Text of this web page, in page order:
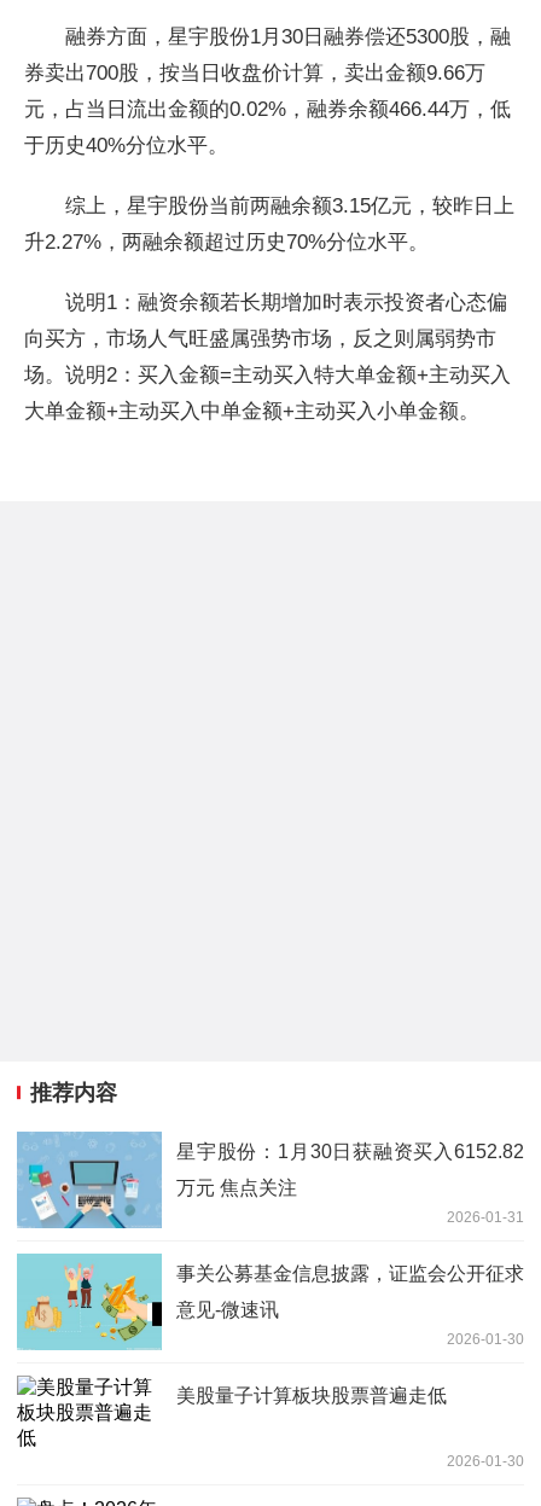
融券方面，星宇股份1月30日融券偿还5300股，融
券卖出700股，按当日收盘价计算，卖出金额9.66万
元，占当日流出金额的0.02%，融券余额466.44万，低
于历史40%分位水平。
综上，星宇股份当前两融余额3.15亿元，较昨日上
升2.27%，两融余额超过历史70%分位水平。
说明1：融资余额若长期增加时表示投资者心态偏
向买方，市场人气旺盛属强势市场，反之则属弱势市
场。说明2：买入金额=主动买入特大单金额+主动买入
大单金额+主动买入中单金额+主动买入小单金额。
推荐内容
星宇股份：1月30日获融资买入6152.82
万元 焦点关注
2026-01-31
事关公募基金信息披露，证监会公开征求
意见-微速讯
2026-01-30
美股量子计算板块股票普遍走低
2026-01-30